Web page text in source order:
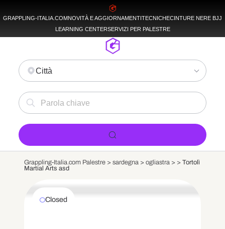
GRAPPLING-ITALIA.COMNOVITÀ E AGGIORNAMENTITECNICHECINTURE NERE BJJ
LEARNING CENTERSERVIZI PER PALESTRE
Città
Grappling-Italia.com Palestre > sardegna > ogliastra > > Tortolì
Martial Arts asd
Closed